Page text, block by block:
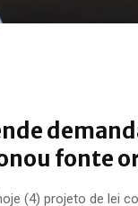
fonte
(4) projeto de lei